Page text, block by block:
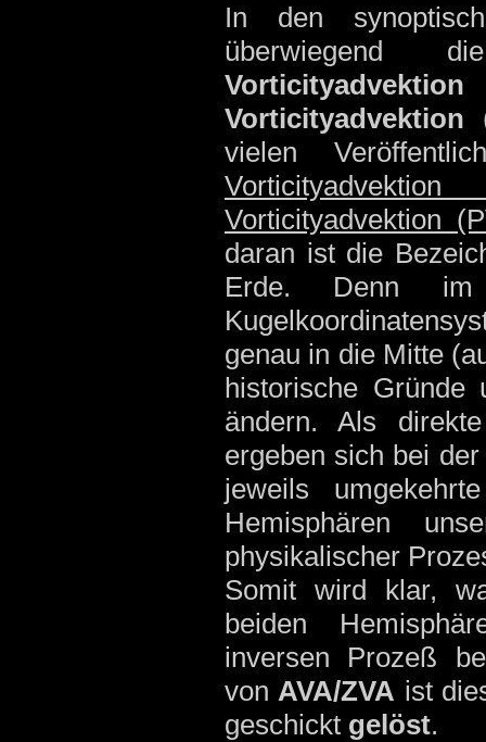
In den
Vorticityadvektion
Vorticityadvektion
vielen
Vorticityadvektion
daran ist die
Erde. Denn im
genau in die Mitte
historische
ändern. Als
ergeben sich bei
jeweils
Hemisphären
physikalischer
Somit wird klar,
beiden
inversen Prozeß
vonAVA/ZVA ist
geschickt gelöst.